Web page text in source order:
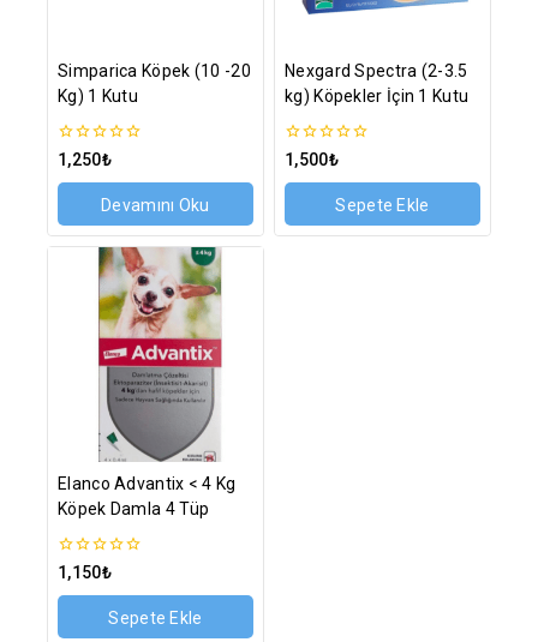
Simparica Köpek (10 -20
Kg) 1 Kutu
0
üzerinden
1,250₺
Devamını Oku
Nexgard Spectra (2-3.5
kg) Köpekler İçin 1 Kutu
0
üzerinden
1,500₺
Sepete Ekle
Elanco Advantix < 4 Kg
Köpek Damla 4 Tüp
0
üzerinden
1,150₺
Sepete Ekle